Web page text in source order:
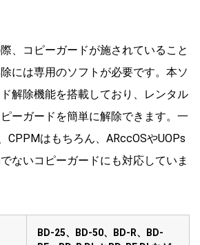
、コピーガードが施されていること
には専用のソフトが必要です。本ソ
解除機能を搭載しており、レンタル
ーガードを簡単に解除できます。一
CPPMはもちろん、ARccOSやUOPs
ないコピーガードにも対応していま
BD-25、BD-50、BD-R、BD-